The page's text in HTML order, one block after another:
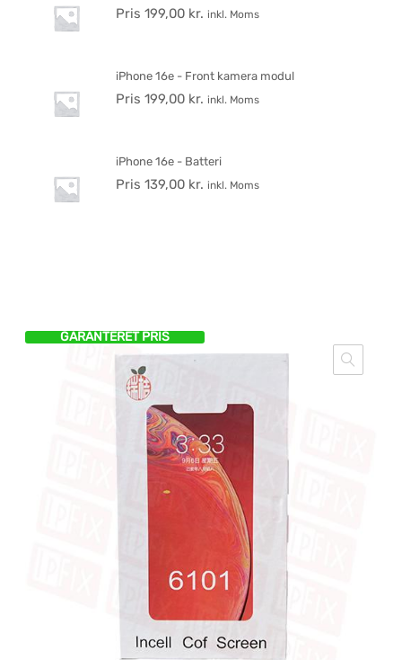
GARANTERET PRIS
Pris 199,00 kr. inkl. Moms
iPhone 16e - Front kamera modul
Pris 199,00 kr. inkl. Moms
iPhone 16e - Batteri
Pris 139,00 kr. inkl. Moms